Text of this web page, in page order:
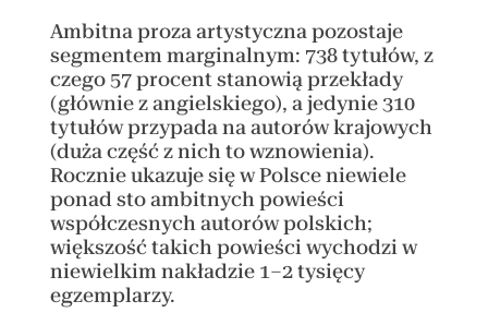
Ambitna proza artystyczna pozostaje
segmentem marginalnym: 738 tytułów, z
czego 57 procent stanowią przekłady
(głównie z angielskiego), a jedynie 310
tytułów przypada na autorów krajowych
(duża część z nich to wznowienia).
Rocznie ukazuje się w Polsce niewiele
ponad sto ambitnych powieści
współczesnych autorów polskich;
większość takich powieści wychodzi w
niewielkim nakładzie 1–2 tysięcy
egzemplarzy.